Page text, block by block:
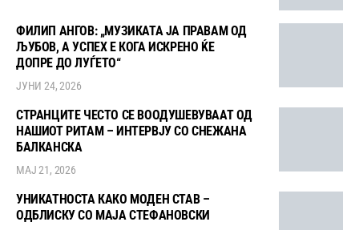
ФИЛИП АНГОВ: „МУЗИКАТА ЈА ПРАВАМ ОД
ЉУБОВ, А УСПЕХ Е КОГА ИСКРЕНО ЌЕ
ДОПРЕ ДО ЛУЃЕТО“
ЈУНИ 24, 2026
СТРАНЦИТЕ ЧЕСТО СЕ ВООДУШЕВУВААТ ОД
НАШИОТ РИТАМ – ИНТЕРВЈУ СО СНЕЖАНА
БАЛКАНСКА
МАЈ 21, 2026
УНИКАТНОСТА КАКО МОДЕН СТАВ –
ОДБЛИСКУ СО МАЈА СТЕФАНОВСКИ